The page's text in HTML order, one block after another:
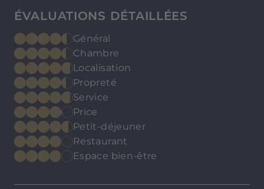
ÉVALUATIONS DÉTAILLÉES
Général
Chambre
Localisation
Propreté
Service
Price
Petit-déjeuner
Restaurant
Espace bien-être